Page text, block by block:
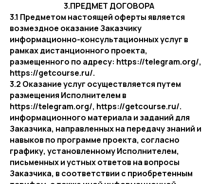
3.ПРЕДМЕТ ДОГОВОРА
3.1 Предметом настоящей оферты является
возмездное оказание Заказчику
информационно-консультационных услуг в
рамках дистанционного проекта,
размещенного по адресу: https://telegram.org/,
https://getcourse.ru/.
3.2 Оказание услуг осуществляется путем
размещения Исполнителем в
https://telegram.org/, https://getcourse.ru/.
информационного материала и заданий для
Заказчика, направленных на передачу знаний и
навыков по программе проекта, согласно
графику, установленному Исполнителем,
письменных и устных ответов на вопросы
Заказчика, в соответствии с приобретенным